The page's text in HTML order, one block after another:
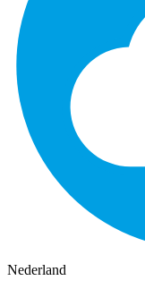
Nederland